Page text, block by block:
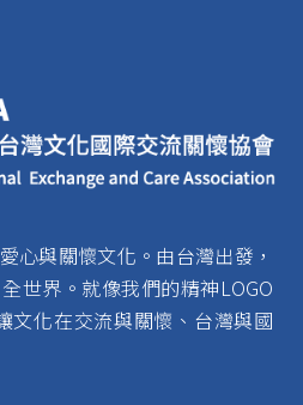
心與關懷文化。由台灣出發，
世界。就像我們的精神LOGO
文化在交流與關懷、台灣與國